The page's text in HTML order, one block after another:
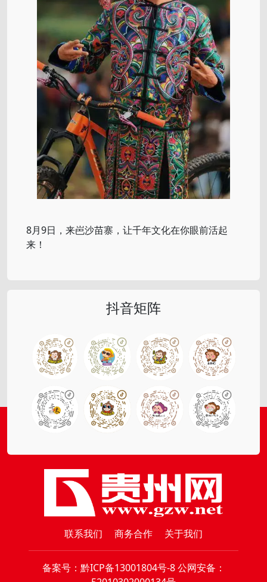
8月9日，来岜沙苗寨，让千年文化在你眼前活起
来！
抖音矩阵
联系我们 商务合作 关于我们
备案号： 黔ICP备13001804号-8 公网安备：